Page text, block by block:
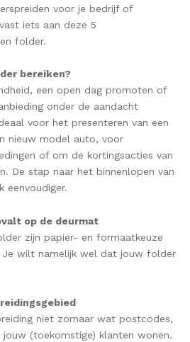
voor je bedrijf of
iets aan deze 5
folder.
bereiken?
een open dag promoten of
onder de aandacht
voor het presenteren van een
nieuw model auto, voor
of om de kortingsacties van
De stap naar het binnenlopen van
eenvoudiger.
op de deurmat
zijn papier- en formaatkeuze
Je wilt namelijk wel dat jouw folder
niet zomaar wat postcodes,
(toekomstige) klanten wonen.